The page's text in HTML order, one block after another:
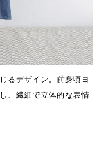
るデザイン。前身頃ヨ
、繊細で立体的な表情